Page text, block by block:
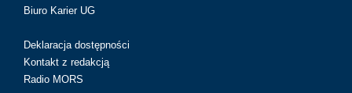
Biuro Karier UG
Deklaracja dostępności
Kontakt z redakcją
Radio MORS